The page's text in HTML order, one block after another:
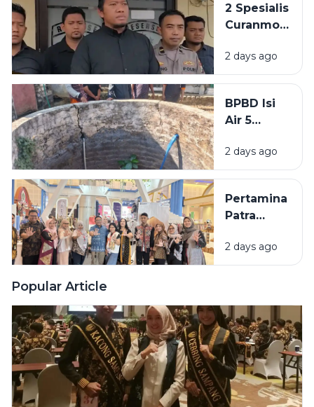
BKPSDM:
Tunggu
Pusat
2 Spesialis
Curanmor
Bangkalan
Diringkus
Beraksi di
11 TKP
2 days ago
BPBD Isi
Air 5
Warga
Sumenep
Kering
2 days ago
Pertamina
Patra
Bawa 5
UMKM
Surabaya
Great Expo
2026
2 days ago
Popular Article